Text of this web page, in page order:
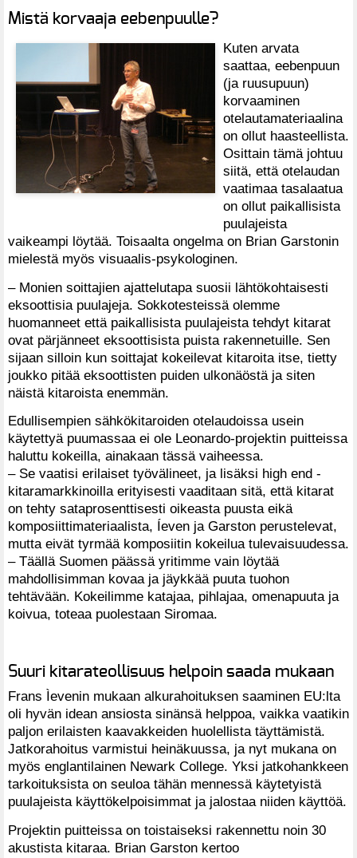
Mistä korvaaja eebenpuulle?
Kuten arvata
saattaa, eebenpuun
(ja ruusupuun)
korvaaminen
otelautamateriaalina
on ollut haasteellista.
Osittain tämä johtuu
siitä, että otelaudan
vaatimaa tasalaatua
on ollut paikallisista
puulajeista
vaikeampi löytää. Toisaalta ongelma on Brian Garstonin
mielestä myös visuaalis-psykologinen.
– Monien soittajien ajattelutapa suosii lähtökohtaisesti
eksoottisia puulajeja. Sokkotesteissä olemme
huomanneet että paikallisista puulajeista tehdyt kitarat
ovat pärjänneet eksoottisista puista rakennetuille. Sen
sijaan silloin kun soittajat kokeilevat kitaroita itse, tietty
joukko pitää eksoottisten puiden ulkonäöstä ja siten
näistä kitaroista enemmän.
Edullisempien sähkökitaroiden otelaudoissa usein
käytettyä puumassaa ei ole Leonardo-projektin puitteissa
haluttu kokeilla, ainakaan tässä vaiheessa.
– Se vaatisi erilaiset työvälineet, ja lisäksi high end -
kitaramarkkinoilla erityisesti vaaditaan sitä, että kitarat
on tehty sataprosenttisesti oikeasta puusta eikä
komposiittimateriaalista, Íeven ja Garston perustelevat,
mutta eivät tyrmää komposiitin kokeilua tulevaisuudessa.
– Täällä Suomen päässä yritimme vain löytää
mahdollisimman kovaa ja jäykkää puuta tuohon
tehtävään. Kokeilimme katajaa, pihlajaa, omenapuuta ja
koivua, toteaa puolestaan Siromaa.
Suuri kitarateollisuus helpoin saada mukaan
Frans Ìevenin mukaan alkurahoituksen saaminen EU:lta
oli hyvän idean ansiosta sinänsä helppoa, vaikka vaatikin
paljon erilaisten kaavakkeiden huolellista täyttämistä.
Jatkorahoitus varmistui heinäkuussa, ja nyt mukana on
myös englantilainen Newark College. Yksi jatkohankkeen
tarkoituksista on seuloa tähän mennessä käytetyistä
puulajeista käyttökelpoisimmat ja jalostaa niiden käyttöä.
Projektin puitteissa on toistaiseksi rakennettu noin 30
akustista kitaraa. Brian Garston kertoo